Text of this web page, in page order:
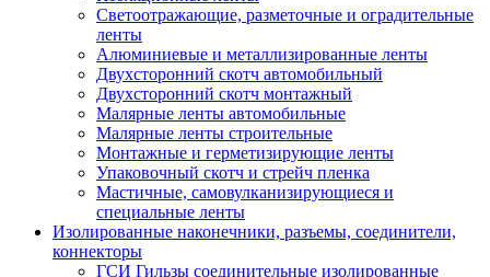
Светоотражающие, разметочные и оградительные
ленты
Алюминиевые и металлизированные ленты
Двухсторонний скотч автомобильный
Двухсторонний скотч монтажный
Малярные ленты автомобильные
Малярные ленты строительные
Монтажные и герметизирующие ленты
Упаковочный скотч и стрейч пленка
Мастичные, самовулканизирующиеся и
специальные ленты
Изолированные наконечники, разъемы, соединители,
коннекторы
ГСИ Гильзы соединительные изолированные